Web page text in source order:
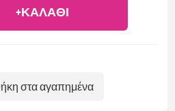
+ΚΑΛΆΘΙ
στα αγαπημένα